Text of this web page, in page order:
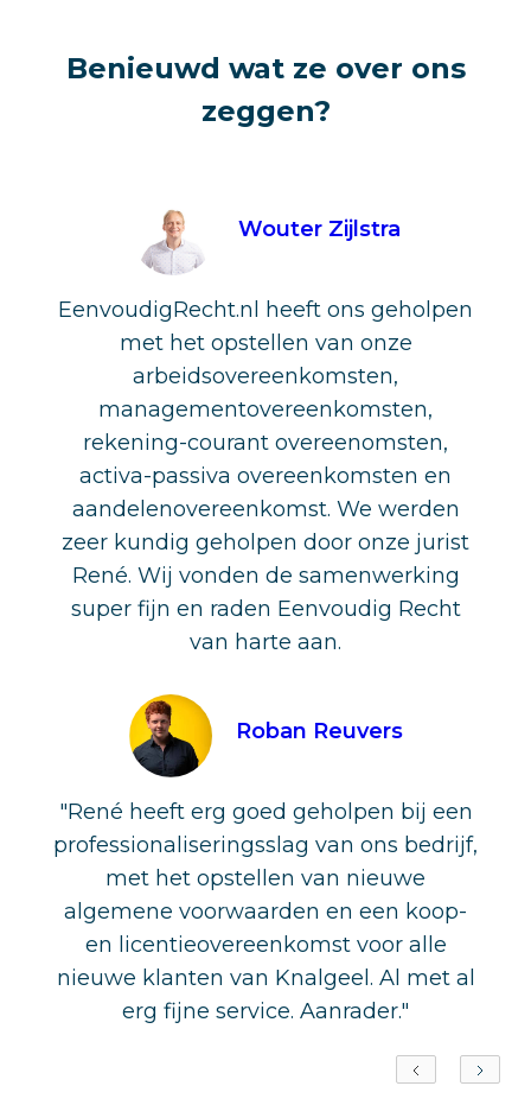
Benieuwd wat ze over ons
zeggen?
Wouter Zijlstra
EenvoudigRecht.nl heeft ons geholpen
met het opstellen van onze
arbeidsovereenkomsten,
managementovereenkomsten,
rekening-courant overeenomsten,
activa-passiva overeenkomsten en
aandelenovereenkomst. We werden
zeer kundig geholpen door onze jurist
René. Wij vonden de samenwerking
super fijn en raden Eenvoudig Recht
van harte aan.
Roban Reuvers
"René heeft erg goed geholpen bij een
professionaliseringsslag van ons bedrijf,
met het opstellen van nieuwe
algemene voorwaarden en een koop-
en licentieovereenkomst voor alle
nieuwe klanten van Knalgeel. Al met al
erg fijne service. Aanrader."